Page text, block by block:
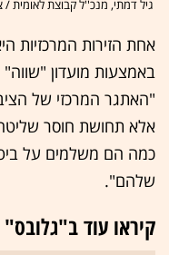
גיל דמתי, מנכ''ל קבוצת לאומית /
אחת הזירות המרכזיות
באמצעות מועדון
"האתגר המרכזי של
אלא תחושת חוסר
כמה הם משלמים על
שלהם".
קיראו עוד ב"גלובס"